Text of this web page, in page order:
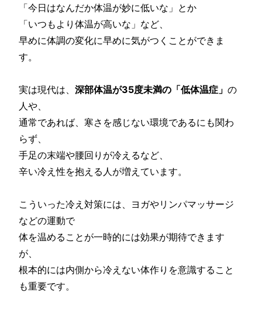
「今日はなんだか体温が妙に低いな」とか
「いつもより体温が高いな」など、
早めに体調の変化に早めに気がつくことができま
す。
実は現代は、深部体温が35度未満の「低体温症」の
人や、
通常であれば、寒さを感じない環境であるにも関わ
らず、
手足の末端や腰回りが冷えるなど、
辛い冷え性を抱える人が増えています。
こういった冷え対策には、ヨガやリンパマッサージ
などの運動で
体を温めることが一時的には効果が期待できます
が、
根本的には内側から冷えない体作りを意識すること
も重要です。